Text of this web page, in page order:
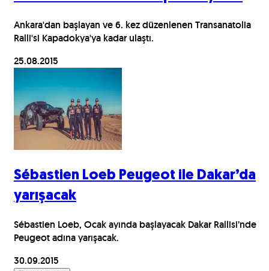
Ankara'dan başlayan ve 6. kez düzenlenen Transanatolia
Ralli'si Kapadokya'ya kadar ulaştı.
25.08.2015
Sébastien Loeb Peugeot ile Dakar’da
yarışacak
Sébastien Loeb, Ocak ayında başlayacak Dakar Rallisi’nde
Peugeot adına yarışacak.
30.09.2015